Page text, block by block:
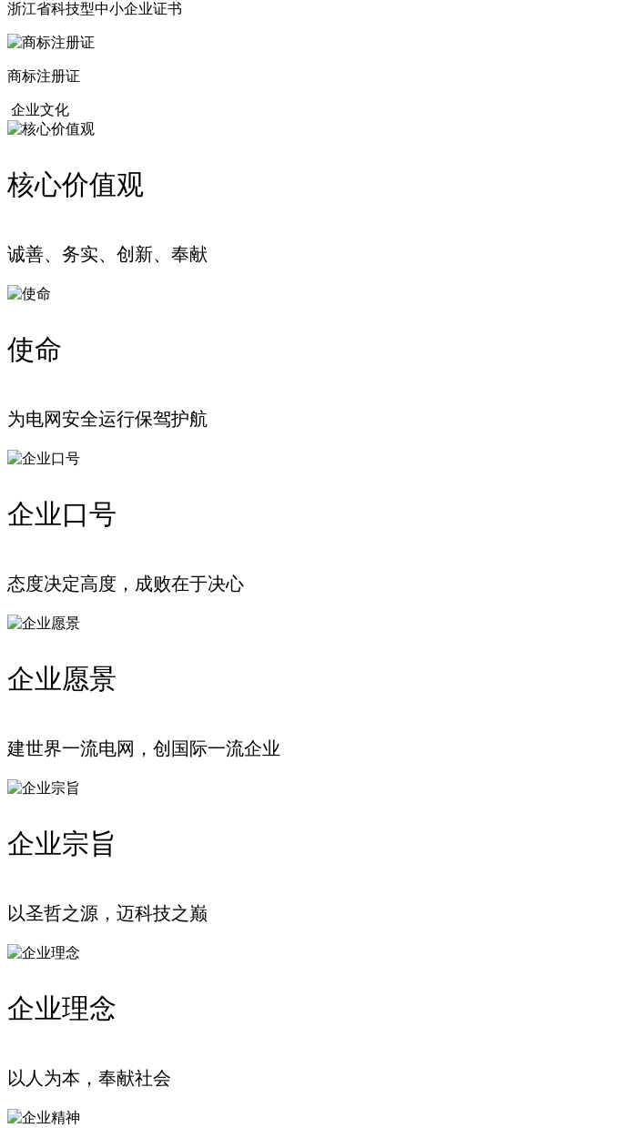
浙江省科技型中小企业证书
商标注册证
企业文化
核心价值观
诚善、务实、创新、奉献
使命
为电网安全运行保驾护航
企业口号
态度决定高度，成败在于决心
企业愿景
建世界一流电网，创国际一流企业
企业宗旨
以圣哲之源，迈科技之巅
企业理念
以人为本，奉献社会